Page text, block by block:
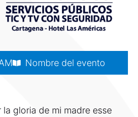
Nombre del evento
gloria de mi madre esse